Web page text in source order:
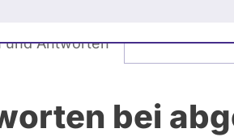
und Antworten
bei